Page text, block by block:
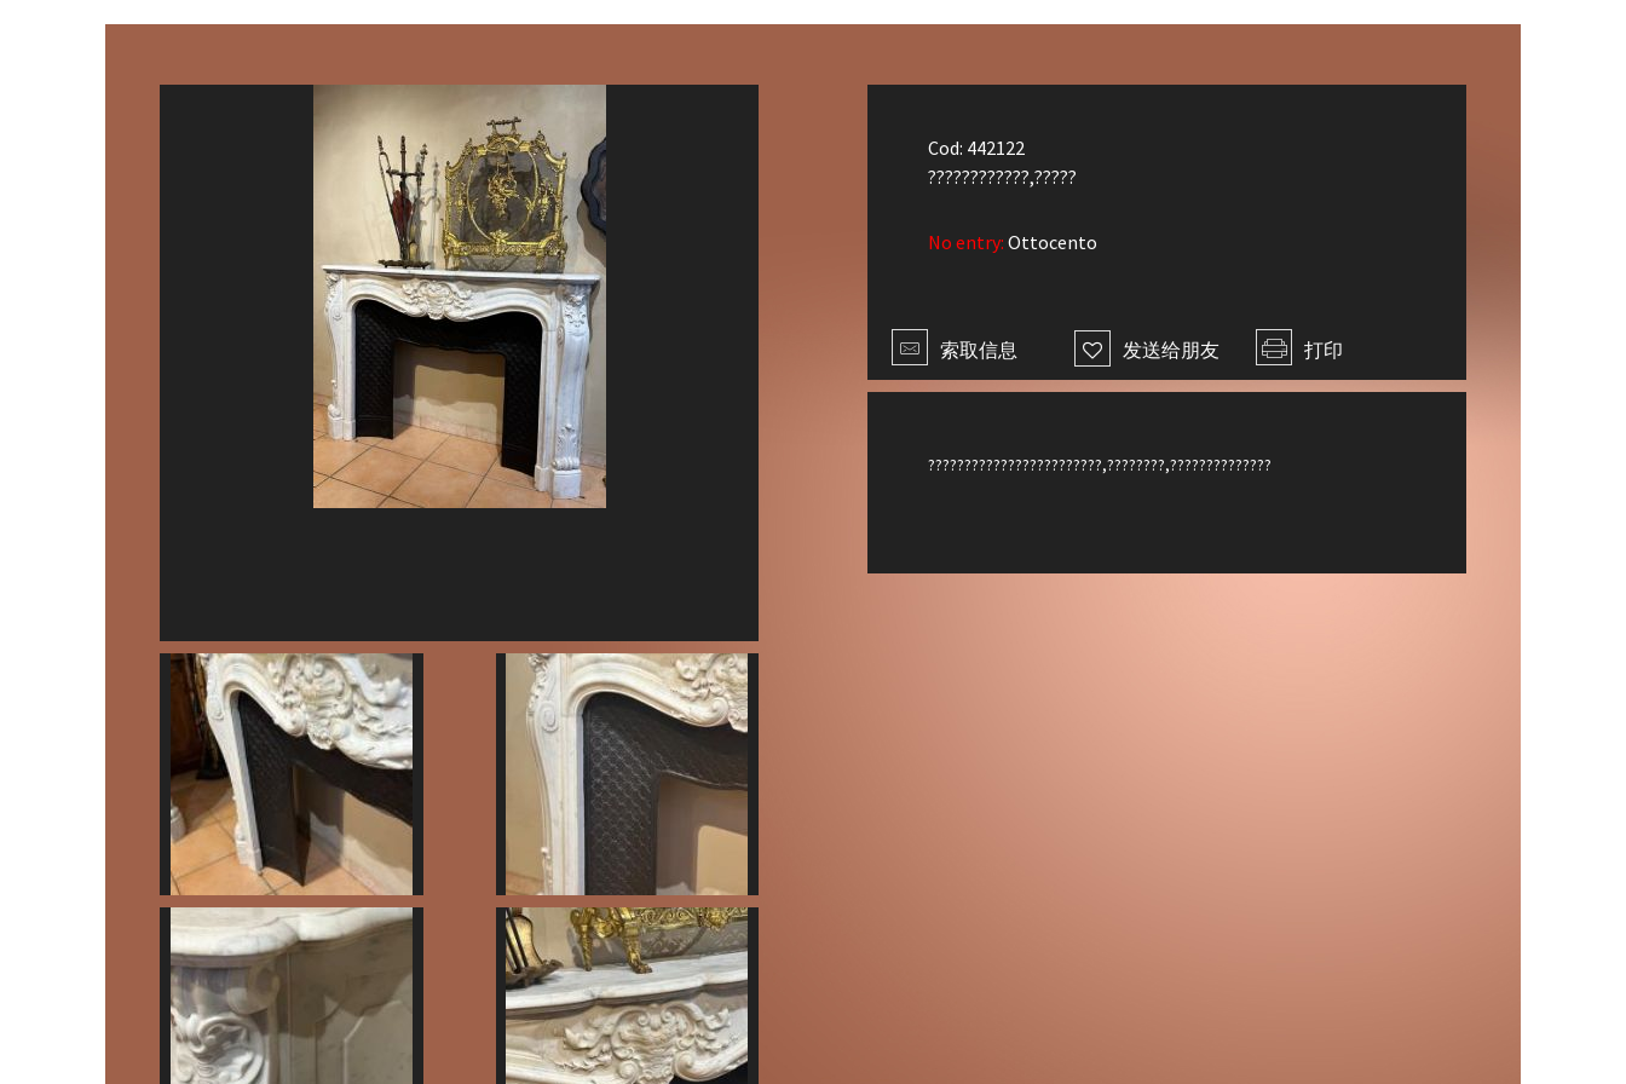
Cod: 442122
????????????,?????
No entry: Ottocento
索取信息 发送给朋友 打印
????????????????????????,????????,??????????????